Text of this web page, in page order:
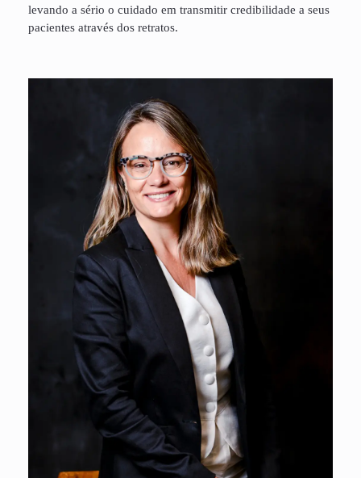
levando a sério o cuidado em transmitir credibilidade a seus
pacientes através dos retratos.